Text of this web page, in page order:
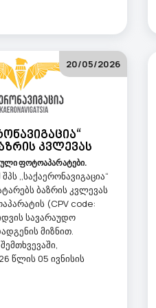
Კვლევას
ფოტოაპარატები.
20/05/2026
,,საქაერონავიგაცია“
ბაზრის კვლევას
(CPV code:
სავარაუდო
მიზნით.
წლის 05 ივნისის